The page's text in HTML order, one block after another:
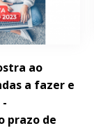
ao
a fazer e
prazo de